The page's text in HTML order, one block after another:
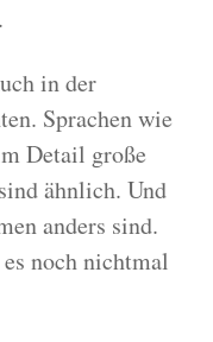
.
in der
Sprachen wie
Detail große
ähnlich. Und
anders sind.
noch nichtmal